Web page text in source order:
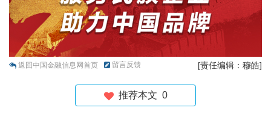
返回中国金融信息网首页 留言反馈 [责任编辑：穆皓]
推荐本文 0